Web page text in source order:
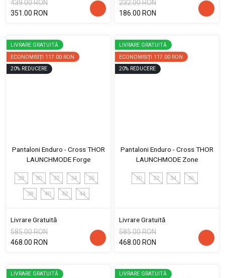
439.00 RON
351.00 RON
232.00 RON
186.00 RON
LIVRARE GRATUITĂ
ECONOMISIȚI 117.00 RON
20% REDUCERE
Pantaloni Enduro - Cross THOR
LAUNCHMODE Forge
28 30 32 34 36
38 40 42 44
Livrare Gratuită
585.00 RON
468.00 RON
LIVRARE GRATUITĂ
ECONOMISIȚI 117.00 RON
20% REDUCERE
Pantaloni Enduro - Cross THOR
LAUNCHMODE Zone
30 32 34 36
Livrare Gratuită
585.00 RON
468.00 RON
LIVRARE GRATUITĂ
LIVRARE GRATUITĂ